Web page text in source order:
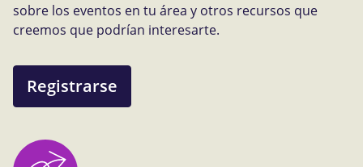
sobre los eventos en tu área y otros recursos que
creemos que podrían interesarte.
Registrarse